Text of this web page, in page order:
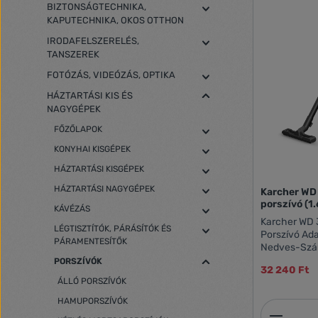
BIZTONSÁGTECHNIKA,
KAPUTECHNIKA, OKOS OTTHON
IRODAFELSZERELÉS,
TANSZEREK
FOTÓZÁS, VIDEÓZÁS, OPTIKA
HÁZTARTÁSI KIS ÉS
NAGYGÉPEK
FŐZŐLAPOK
KONYHAI KISGÉPEK
HÁZTARTÁSI KISGÉPEK
HÁZTARTÁSI NAGYGÉPEK
KÁVÉZÁS
LÉGTISZTÍTÓK, PÁRÁSÍTÓK ÉS
PÁRAMENTESÍTŐK
PORSZÍVÓK
ÁLLÓ PORSZÍVÓK
HAMUPORSZÍVÓK
Karcher
porszívó
Karcher
Porszívó Adatlap A Karcher
Nedves-
ideális
Elegáns és
modell
32 240 Ft